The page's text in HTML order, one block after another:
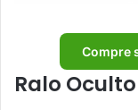
Compre
Ralo Oculto